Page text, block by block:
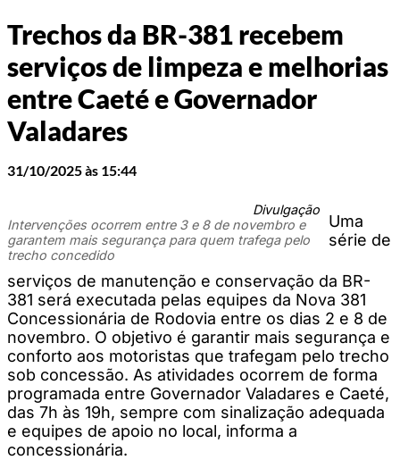
Trechos da BR-381 recebem
serviços de limpeza e melhorias
entre Caeté e Governador
Valadares
31/10/2025 às 15:44
Divulgação
Intervenções ocorrem entre 3 e 8 de novembro e
garantem mais segurança para quem trafega pelo
trecho concedido
Uma
série de
serviços de manutenção e conservação da BR-
381 será executada pelas equipes da Nova 381
Concessionária de Rodovia entre os dias 2 e 8 de
novembro. O objetivo é garantir mais segurança e
conforto aos motoristas que trafegam pelo trecho
sob concessão. As atividades ocorrem de forma
programada entre Governador Valadares e Caeté,
das 7h às 19h, sempre com sinalização adequada
e equipes de apoio no local, informa a
concessionária.